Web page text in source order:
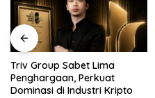
Triv Group Sabet Lima
Penghargaan, Perkuat
Dominasi di Industri Kripto